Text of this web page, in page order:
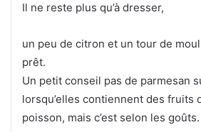
Il ne reste plus qu’à dresser,
un peu de citron et un tour de
prêt.
Un petit conseil pas de parmesan
lorsqu’elles contiennent des fruits
poisson, mais c’est selon les goûts.